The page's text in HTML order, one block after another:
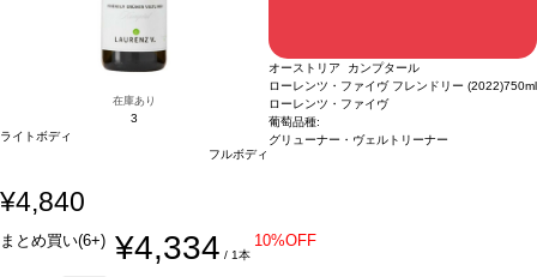
在庫あり
3
ライトボディ
フルボディ
オーストリア カンプタール
ローレンツ・ファイヴ フレンドリー (2022)750ml
ローレンツ・ファイヴ
葡萄品種:
グリューナー・ヴェルトリーナー
¥4,840
まとめ買い(6+) ¥4,334 / 1本
10%OFF